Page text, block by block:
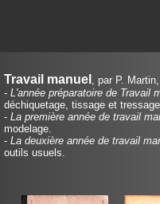
Travail manuel , par P.
- L'année préparatoire de Travail
déchiquetage, tissage et
- La première année de travail
modelage.
- La deuxière année de travail
outils usuels.